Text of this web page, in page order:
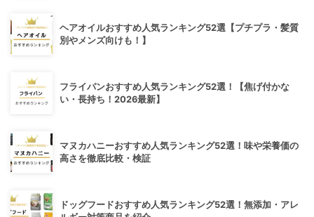
ヘアオイルおすすめ人気ランキング52選【プチプラ・髪質
別やメンズ向けも！】
フライパンおすすめ人気ランキング52選！【焦げ付かな
い・長持ち！2026最新】
マヌカハニーおすすめ人気ランキング52選！味や栄養価の
高さを徹底比較・検証
ドッグフードおすすめ人気ランキング52選！無添加・アレ